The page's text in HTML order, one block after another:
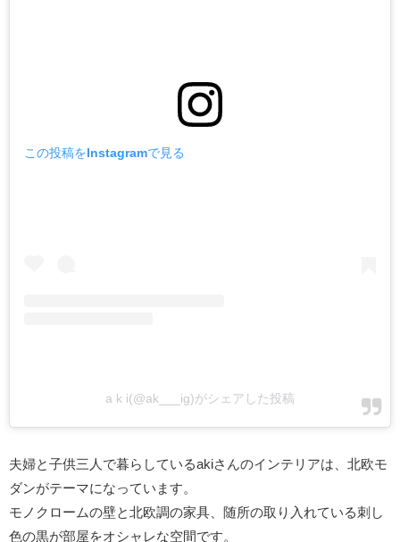
この投稿をInstagramで見る
a k i(@ak___ig)がシェアした投稿
夫婦と子供三人で暮らしているakiさんのインテリアは、北欧モ
ダンがテーマになっています。
モノクロームの壁と北欧調の家具、随所の取り入れている刺し
色の黒が部屋をオシャレな空間です。